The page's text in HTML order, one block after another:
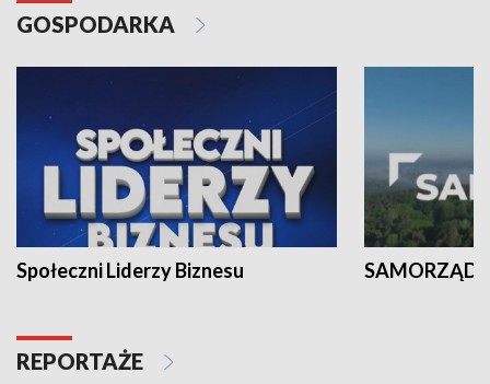
GOSPODARKA
Społeczni Liderzy Biznesu SAMORZĄD
REPORTAŻE